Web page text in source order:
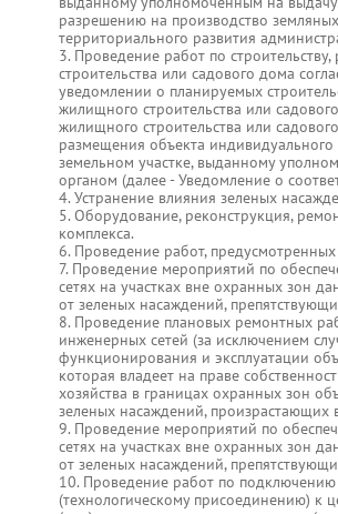
разрешению на производство
территориального развития
3. Проведение работ по
строительства или садового дома
уведомлении о планируемых
жилищного строительства или
жилищного строительства или
размещения объекта
земельном участке, выданному
органом (далее - Уведомление о
4. Устранение влияния зеленых
5. Оборудование, реконструкция,
комплекса.
6. Проведение работ,
7. Проведение мероприятий по
сетях на участках вне охранных зон
от зеленых насаждений,
8. Проведение плановых ремонтных
инженерных сетей (за исключением
функционирования и эксплуатации
которая владеет на праве
хозяйства в границах охранных зон
зеленых насаждений, произрастающих
9. Проведение мероприятий по
сетях на участках вне охранных зон
от зеленых насаждений,
10. Проведение работ по
(технологическому присоединению) к